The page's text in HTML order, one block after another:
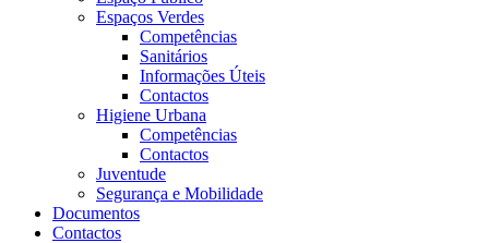
Espaços Verdes
Competências
Sanitários
Informações Úteis
Contactos
Higiene Urbana
Competências
Contactos
Juventude
Segurança e Mobilidade
Documentos
Contactos